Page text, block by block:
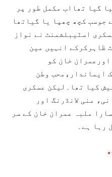
گیا تھااب مکمل طور پر
جوسب کچھ چھپا یا گیاتھا
اسٹیبلشمنٹ نے نواز
ظاہرکرکے انہیں مین
خان کو
ایماندار،محب وطن
کیا تھا۔لیکن عسکری
منی لانڈرنگ اور
ملبہ عمران خان کے سر
رہا ہے۔